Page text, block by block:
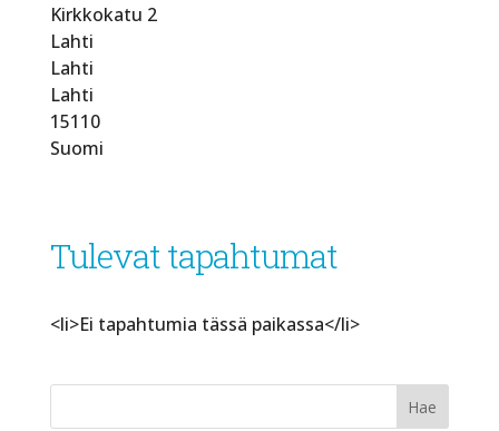
Kirkkokatu 2
Lahti
Lahti
Lahti
15110
Suomi
Tulevat tapahtumat
<li>Ei tapahtumia tässä paikassa</li>